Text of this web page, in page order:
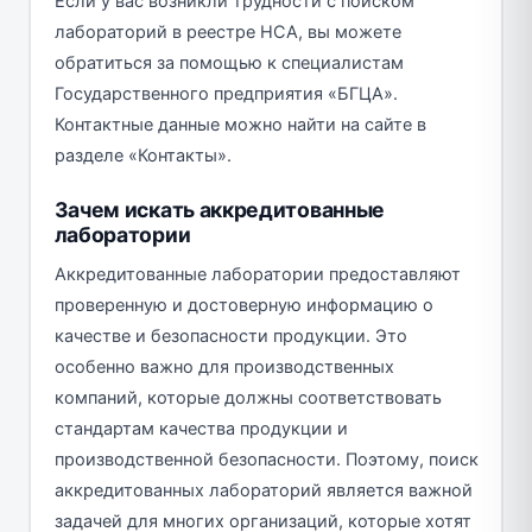
лабораторий в реестре НСА, вы можете
обратиться за помощью к специалистам
Государственного предприятия «БГЦА».
Контактные данные можно найти на сайте в
разделе «Контакты».
Зачем искать аккредитованные
лаборатории
Аккредитованные лаборатории предоставляют
проверенную и достоверную информацию о
качестве и безопасности продукции. Это
особенно важно для производственных
компаний, которые должны соответствовать
стандартам качества продукции и
производственной безопасности. Поэтому, поиск
аккредитованных лабораторий является важной
задачей для многих организаций, которые хотят